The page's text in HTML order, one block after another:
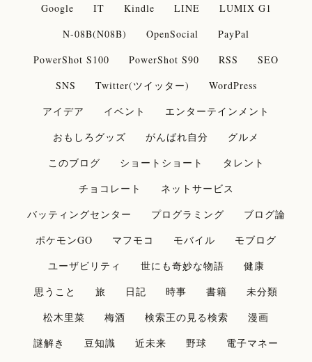
Google
IT Kindle LINE
LUMIX G1
N-08B(N08B)
OpenSocial
PayPal
PowerShot S100
PowerShot S90 RSS
SEO
SNS
Twitter(ツイッター)
WordPress
アイデア
イベント
エンターテインメント
おもしろグッズ
がんばれ自分
グルメ
このブログ
ショートショート
タレント
チョコレート
ネットサービス
バッティングセンター
プログラミング
ブログ論
ポケモンGO
マフモコ モバイル
モブログ
ユーザビリティ
世にも奇妙な物語
健康
思うこと
旅 日記 時事 書籍
未分類
松木里菜
梅酒 検索王の見る検索
漫画
謎解き
豆知識 近未来 野球 電子マネー